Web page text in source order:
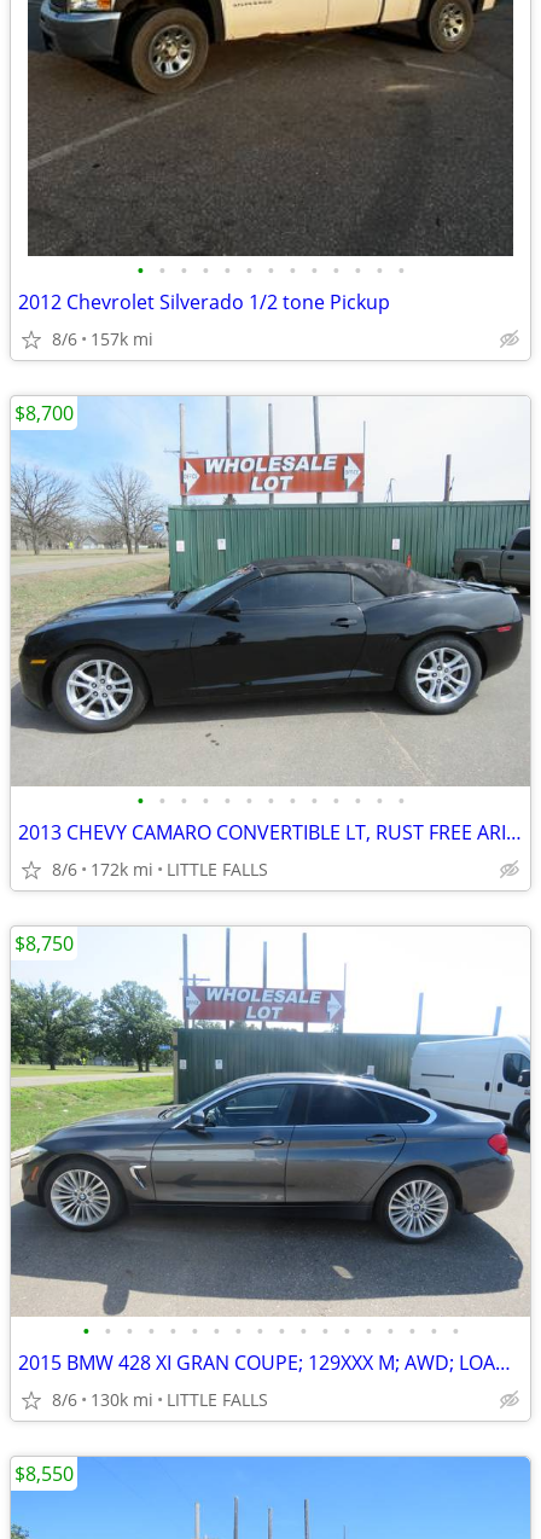
• • • • • • • • • • • • •
2012 Chevrolet Silverado 1/2 tone Pickup
8/6 157k mi
• • • • • • • • • • • • •
2013 CHEVY CAMARO CONVERTIBLE LT, RUST FREE ARIZONA CAR,RUNS EXCELLENT
8/6 172k mi LITTLE FALLS
$8,700
• • • • • • • • • • • • • • • • • •
2015 BMW 428 XI GRAN COUPE; 129XXX M; AWD; LOADED ! $12,000 BOOK VALUE
8/6 130k mi LITTLE FALLS
$8,750
$8,550